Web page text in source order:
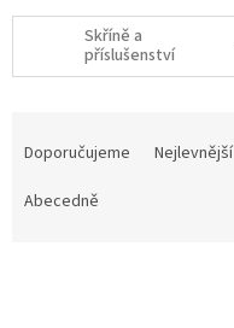
Skříně a
příslušenství
Doporučujeme Nejlevnější
Abecedně